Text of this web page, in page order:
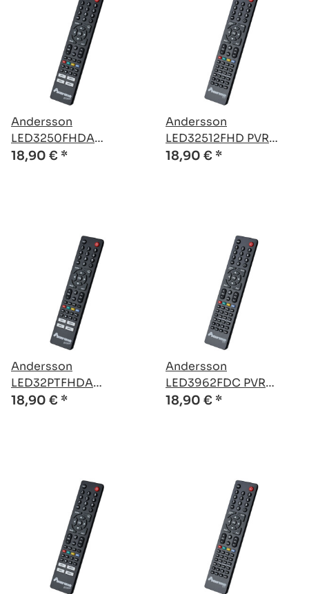
Andersson
LED3250FHDA
kompatible Ersatz
18,90 € *
Andersson
LED32512FHD PVR
kompatible Ersatz
18,90 € *
Andersson
LED32PTFHDA
kompatible Ersatz
18,90 € *
Andersson
LED3962FDC PVR
kompatible Ersatz
18,90 € *